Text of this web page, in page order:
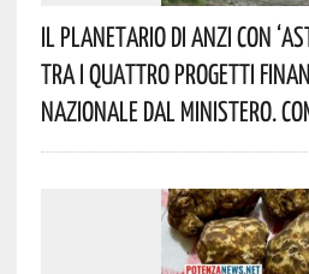
Il Planetario Di Anzi Con
Tra I Quattro Progetti
Nazionale Dal Ministero.